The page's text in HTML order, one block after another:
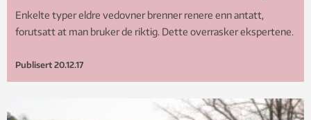
Enkelte typer eldre vedovner brenner renere enn antatt,
forutsatt at man bruker de riktig. Dette overrasker ekspertene.
Publisert 20.12.17